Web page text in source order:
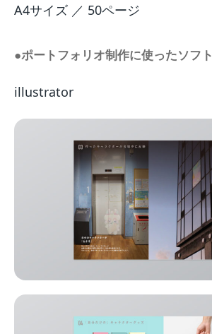
A4サイズ ／ 50ページ
●ポートフォリオ制作に使ったソフト
illustrator